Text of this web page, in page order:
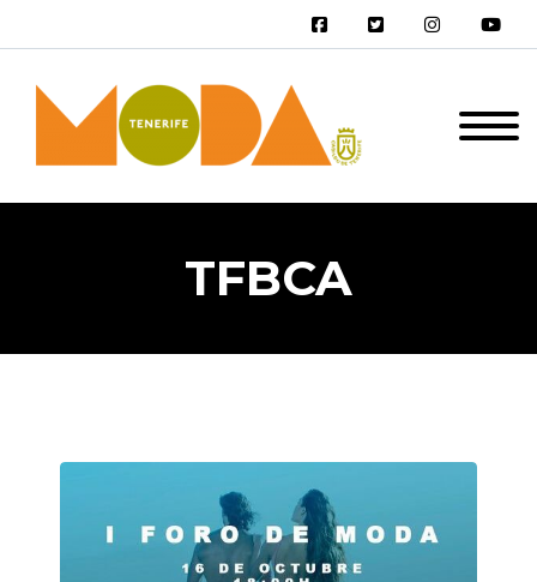
TFBCA